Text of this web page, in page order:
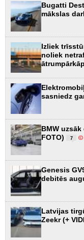
Bugatti
mākslas
Izliek
noliek
sasniedz
BMW
FOTO)
7
Genesis
debitēs
Latvijas
Zeekr (+